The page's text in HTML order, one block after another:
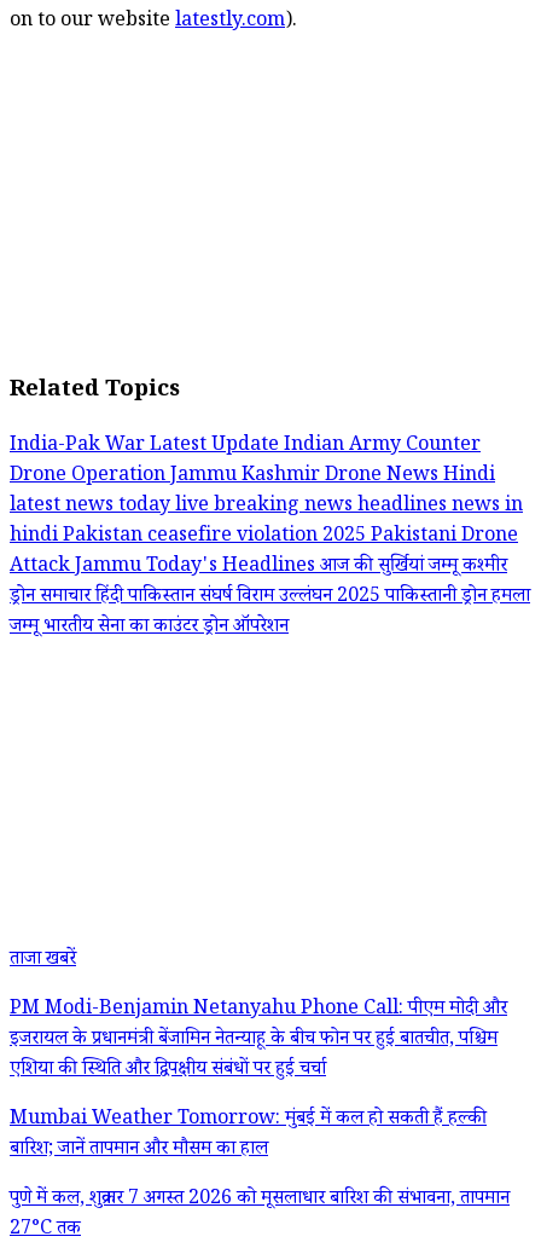
on to our website latestly.com).
Related Topics
India-Pak War Latest UpdateIndian Army Counter
Drone OperationJammu Kashmir Drone News Hindi
latest news todaylive breaking news headlinesnews in
hindiPakistan ceasefire violation 2025Pakistani Drone
Attack JammuToday's Headlinesआज की सुर्खियांजम्मू कश्मीर
ड्रोन समाचार हिंदीपाकिस्तान संघर्ष विराम उल्लंघन 2025पाकिस्तानी ड्रोन हमला
जम्मूभारतीय सेना का काउंटर ड्रोन ऑपरेशन
ताजा खबरें
PM Modi-Benjamin Netanyahu Phone Call: पीएम मोदी और
इजरायल के प्रधानमंत्री बेंजामिन नेतन्याहू के बीच फोन पर हुई बातचीत, पश्चिम
एशिया की स्थिति और द्विपक्षीय संबंधों पर हुई चर्चा
Mumbai Weather Tomorrow: मुंबई में कल हो सकती हैं हल्की
बारिश; जानें तापमान और मौसम का हाल
पुणे में कल, शुक्रवार 7 अगस्त 2026 को मूसलाधार बारिश की संभावना, तापमान
27°C तक